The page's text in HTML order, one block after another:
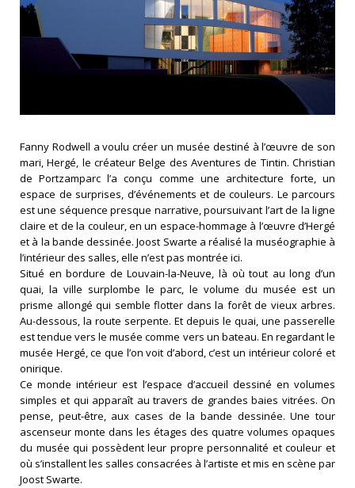
Fanny Rodwell a voulu créer un musée destiné à l’œuvre de son
mari, Hergé, le créateur Belge des Aventures de Tintin. Christian
de Portzamparc l’a conçu comme une architecture forte, un
espace de surprises, d’événements et de couleurs. Le parcours
est une séquence presque narrative, poursuivant l’art de la ligne
claire et de la couleur, en un espace-hommage à l’œuvre d’Hergé
et à la bande dessinée. Joost Swarte a réalisé la muséographie à
l’intérieur des salles, elle n’est pas montrée ici.
Situé en bordure de Louvain-la-Neuve, là où tout au long d’un
quai, la ville surplombe le parc, le volume du musée est un
prisme allongé qui semble flotter dans la forêt de vieux arbres.
Au-dessous, la route serpente. Et depuis le quai, une passerelle
est tendue vers le musée comme vers un bateau. En regardant le
musée Hergé, ce que l’on voit d’abord, c’est un intérieur coloré et
onirique.
Ce monde intérieur est l’espace d’accueil dessiné en volumes
simples et qui apparaît au travers de grandes baies vitrées. On
pense, peut-être, aux cases de la bande dessinée. Une tour
ascenseur monte dans les étages des quatre volumes opaques
du musée qui possèdent leur propre personnalité et couleur et
où s’installent les salles consacrées à l’artiste et mis en scène par
Joost Swarte.